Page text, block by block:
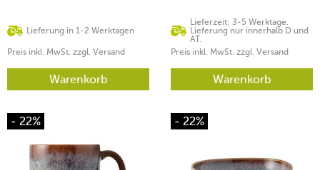
Lieferung in 1-2 Werktagen
Preis inkl. MwSt. zzgl. Versand
Warenkorb
Lieferzeit: 3-5 Werktage.
Lieferung nur innerhalb D und
AT.
Preis inkl. MwSt. zzgl. Versand
Warenkorb
- 22% - 22%